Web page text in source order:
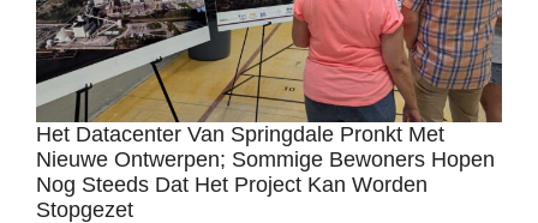
Het Datacenter Van Springdale Pronkt Met
Nieuwe Ontwerpen; Sommige Bewoners Hopen
Nog Steeds Dat Het Project Kan Worden
Stopgezet